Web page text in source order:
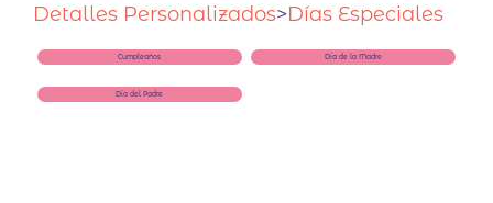
Detalles Personalizados>Días Especiales
Cumpleaños Día de la Madre
Día del Padre